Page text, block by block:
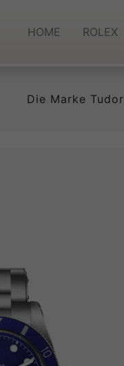
HOME ROLEX
Die Marke Tudor